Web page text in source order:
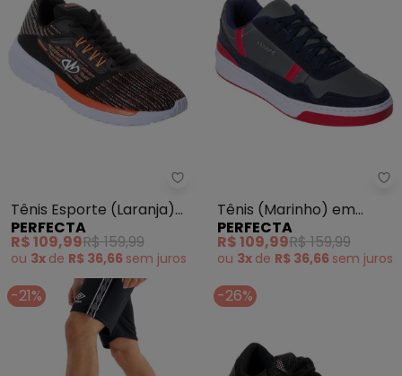
Perfecta - Tênis Esporte
Tênis Esporte (Laranja)
em Tecido
PERFECTA
R$ 109,99R$ 159,99
ou 3x de R$ 36,66 sem juros
Tênis (Marinho) em
Sintético
PERFECTA
R$ 109,99R$ 159,99
ou 3x de R$ 36,66 sem juros
-21% -26%